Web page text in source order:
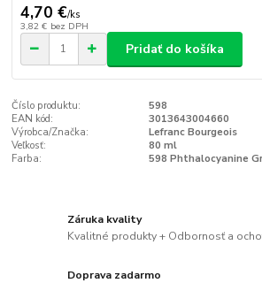
4,70 €/ks
3,82 € bez DPH
Pridať do košíka
Číslo produktu:
598
EAN kód:
3013643004660
Výrobca/Značka:
Lefranc Bourgeois
Veľkosť:
80 ml
Farba:
598 Phthalocyanine
Záruka kvality
Kvalitné produkty + Odbornosť a
Doprava zadarmo